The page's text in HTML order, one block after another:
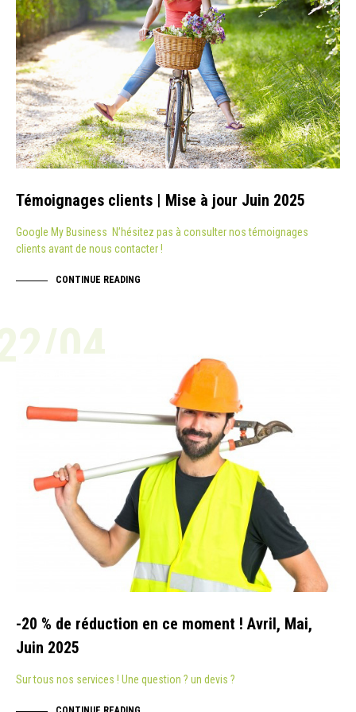
Témoignages clients | Mise à jour Juin 2025
Google My Business N’hésitez pas à consulter nos témoignages
clients avant de nous contacter !
CONTINUE READING
04
-20 % de réduction en ce moment ! Avril, Mai,
Juin 2025
Sur tous nos services ! Une question ? un devis ?